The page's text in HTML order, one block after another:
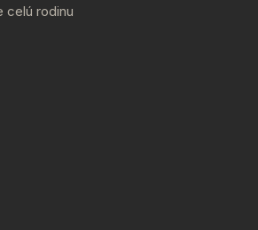
celú rodinu